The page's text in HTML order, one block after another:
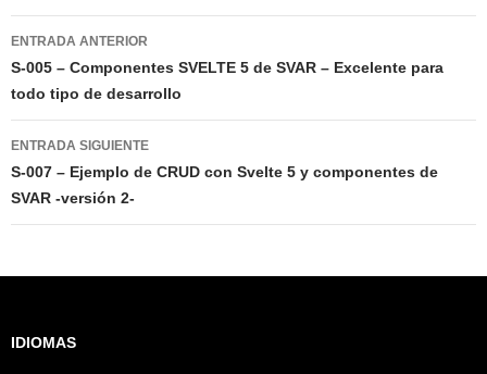
Navegación
de
entradas
ENTRADA ANTERIOR
S-005 – Componentes SVELTE 5 de SVAR – Excelente para
todo tipo de desarrollo
ENTRADA SIGUIENTE
S-007 – Ejemplo de CRUD con Svelte 5 y componentes de
SVAR -versión 2-
IDIOMAS